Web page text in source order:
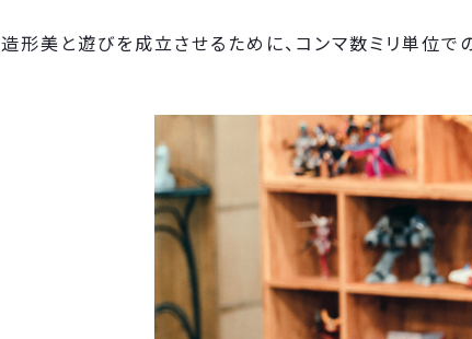
造形美と遊びを成立させるために、コンマ数ミリ単位